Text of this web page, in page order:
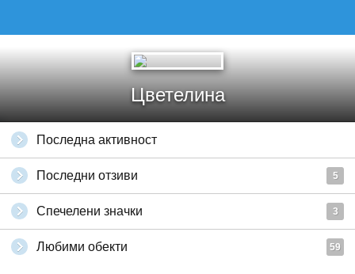
Цветелина
Последна активност
Последни отзиви 5
Спечелени значки 3
Любими обекти 59